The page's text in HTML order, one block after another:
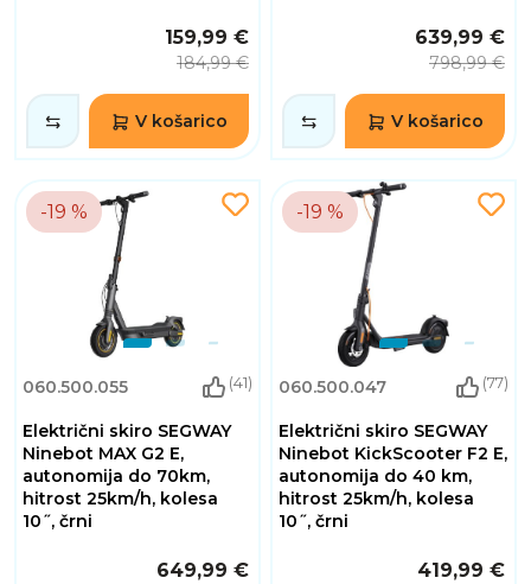
159,99 €
184,99 €
V košarico
639,99 €
798,99 €
V košarico
-19 %
060.500.055 (41)
Električni skiro SEGWAY
Ninebot MAX G2 E,
autonomija do 70km,
hitrost 25km/h, kolesa
10˝, črni
649,99 €
-19 %
060.500.047 (77)
Električni skiro SEGWAY
Ninebot KickScooter F2 E,
autonomija do 40 km,
hitrost 25km/h, kolesa
10˝, črni
419,99 €